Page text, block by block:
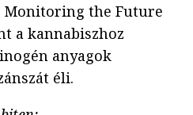
Monitoring the Future
a kannabiszhoz
anyagok
éli.